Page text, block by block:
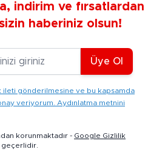
indirim ve fırsatlardan
haberiniz olsun!
E-posta Adresiniz
Üye Ol
ileti gönderilmesine ve bu kapsamda
veriyorum. Aydınlatma metnini
korunmaktadır - Google Gizlilik
geçerlidir.